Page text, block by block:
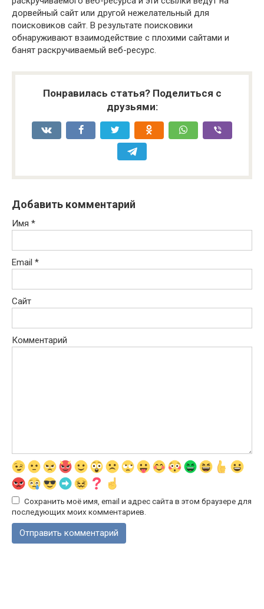
дорвейный сайт или другой нежелательный для
поисковиков сайт. В результате поисковики
обнаруживают взаимодействие с плохими сайтами и
банят раскручиваемый веб-ресурс.
Понравилась статья? Поделиться с
друзьями:
Добавить комментарий
Имя *
Email *
Сайт
Комментарий
Сохранить моё имя, email и адрес сайта в этом браузере для
последующих моих комментариев.